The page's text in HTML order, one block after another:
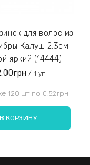
Калуш 2.3см
яркий (14444)
/ 1 уп
120 шт по 0.52грн
В КОРЗИНУ